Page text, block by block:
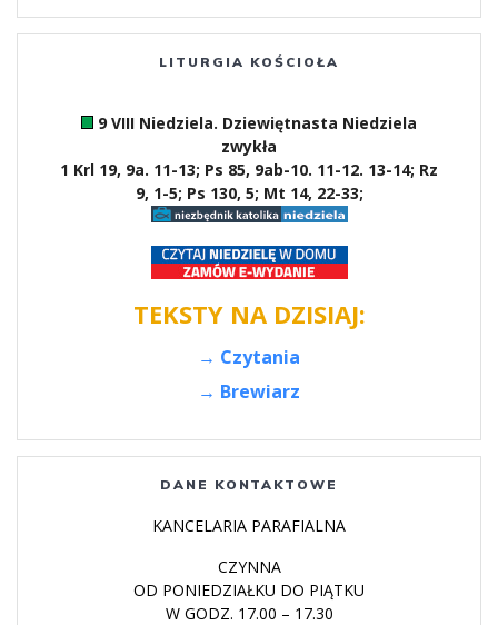
LITURGIA KOŚCIOŁA
9 VIII Niedziela. Dziewiętnasta Niedziela
zwykła
1 Krl 19, 9a. 11-13; Ps 85, 9ab-10. 11-12. 13-14; Rz
9, 1-5; Ps 130, 5; Mt 14, 22-33;
TEKSTY NA DZISIAJ:
→ Czytania
→ Brewiarz
DANE KONTAKTOWE
KANCELARIA PARAFIALNA
CZYNNA
OD PONIEDZIAŁKU DO PIĄTKU
W GODZ. 17.00 – 17.30